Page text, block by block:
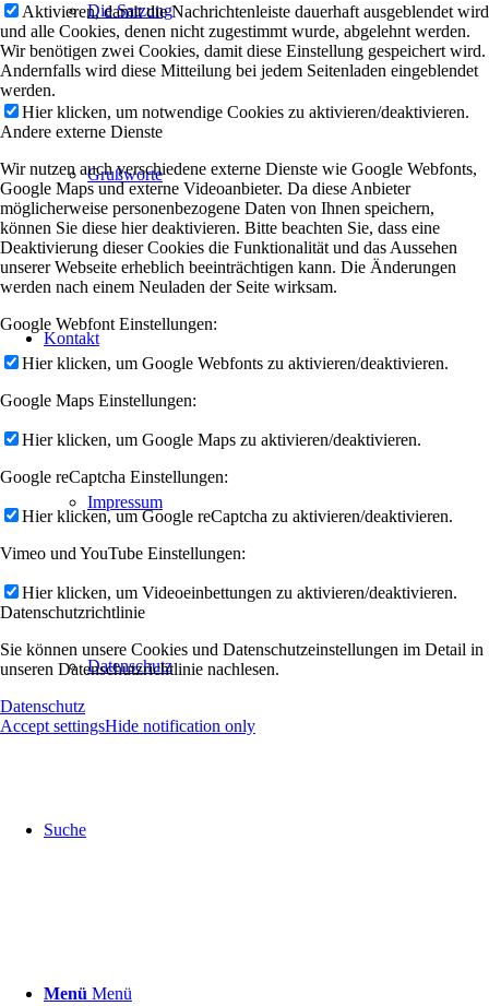
Die Satzung
Grußworte
Kontakt
Impressum
Datenschutz
Suche
Menü Menü
Aktivieren, damit die Nachrichtenleiste dauerhaft ausgeblendet wird
und alle Cookies, denen nicht zugestimmt wurde, abgelehnt werden.
Wir benötigen zwei Cookies, damit diese Einstellung gespeichert wird.
Andernfalls wird diese Mitteilung bei jedem Seitenladen eingeblendet
werden.
Hier klicken, um notwendige Cookies zu aktivieren/deaktivieren.
Andere externe Dienste
Wir nutzen auch verschiedene externe Dienste wie Google Webfonts,
Google Maps und externe Videoanbieter. Da diese Anbieter
möglicherweise personenbezogene Daten von Ihnen speichern,
können Sie diese hier deaktivieren. Bitte beachten Sie, dass eine
Deaktivierung dieser Cookies die Funktionalität und das Aussehen
unserer Webseite erheblich beeinträchtigen kann. Die Änderungen
werden nach einem Neuladen der Seite wirksam.
Google Webfont Einstellungen:
Hier klicken, um Google Webfonts zu aktivieren/deaktivieren.
Google Maps Einstellungen:
Hier klicken, um Google Maps zu aktivieren/deaktivieren.
Google reCaptcha Einstellungen:
Hier klicken, um Google reCaptcha zu aktivieren/deaktivieren.
Vimeo und YouTube Einstellungen:
Hier klicken, um Videoeinbettungen zu aktivieren/deaktivieren.
Datenschutzrichtlinie
Sie können unsere Cookies und Datenschutzeinstellungen im Detail in
unseren Datenschutzrichtlinie nachlesen.
Datenschutz
Accept settingsHide notification only